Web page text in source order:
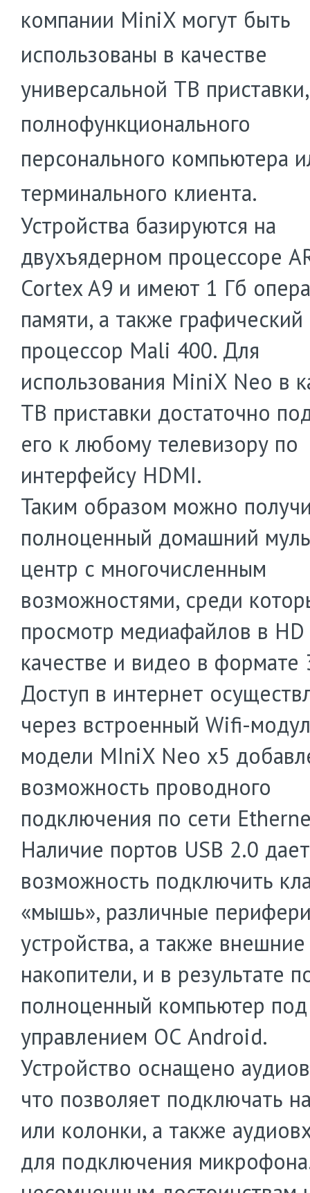
компании MiniX могут быть
использованы в качестве
универсальной ТВ приставки,
полнофункционального
персонального компьютера
терминального клиента.
Устройства базируются на
двухъядерном процессоре
Cortex A9 и имеют 1 Гб
памяти, а также графический
процессор Mali 400. Для
использования MiniX Neo в
ТВ приставки достаточно
его к любому телевизору по
интерфейсу HDMI.
Таким образом можно
полноценный домашний
центр с многочисленным
возможностями, среди
просмотр медиафайлов в HD
качестве и видео в формате
Доступ в интернет
через встроенный Wifi-
модели MIniX Neo x5
возможность проводного
подключения по сети
Наличие портов USB 2.0 дает
возможность подключить
«мышь», различные
устройства, а также внешние
накопители, и в результате
полноценный компьютер под
управлением ОС Android.
Устройство оснащено
что позволяет подключать
или колонки, а также
для подключения